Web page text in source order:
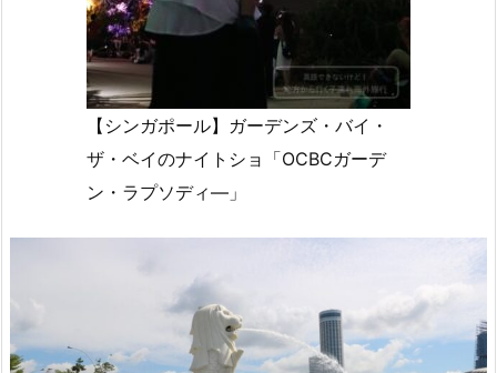
【シンガポール】ガーデンズ・バイ・
ザ・ベイのナイトショ「OCBCガーデ
ン・ラプソディ―」